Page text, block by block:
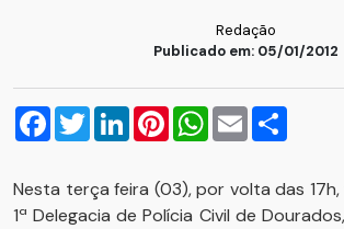
Redação
Publicado em: 05/01/2012
Facebook
TwitterLinkedInPinterestWhatsApp
Email
Nesta terça feira (03), por volta das
1ª Delegacia de Polícia Civil de